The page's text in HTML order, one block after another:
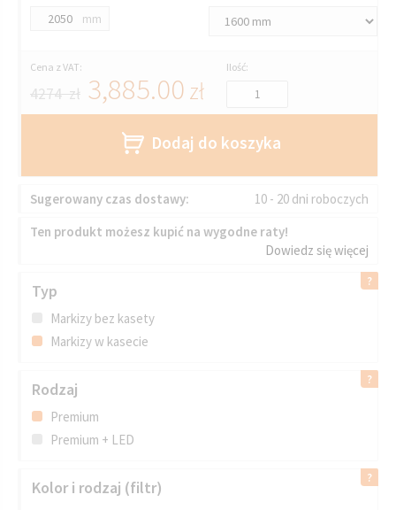
mm
Cena z VAT:
4274 zł 3,885.00 zł
Ilość:
Dodaj do koszyka
Sugerowany czas dostawy:
10 - 20 dni roboczych
Ten produkt możesz kupić na wygodne raty!
Dowiedz się więcej
Typ
Markizy bez kasety
Markizy w kasecie
Rodzaj
Premium
Premium + LED
Kolor i rodzaj (filtr)